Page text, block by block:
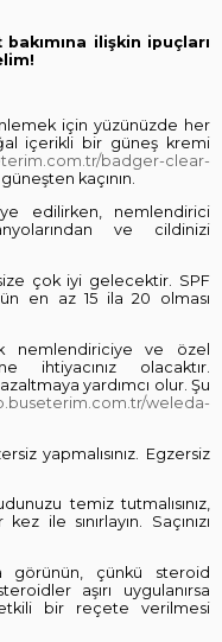
ilişkin ipuçları
için yüzünüzde her
içerikli bir güneş kremi
badger-clear-
güneşten kaçının.
edilirken, nemlendirici
ve cildinizi
çok iyi gelecektir. SPF
en az 15 ila 20 olması
nemlendiriciye ve özel
ihtiyacınız olacaktır.
yardımcı olur. Şu
weleda-
yapmalısınız. Egzersiz
temiz tutmalısınız,
ile sınırlayın. Saçınızı
görünün, çünkü steroid
aşırı uygulanırsa
bir reçete verilmesi